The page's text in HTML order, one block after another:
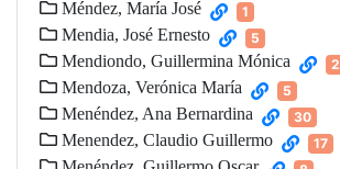
Méndez, María José 1
Mendia, José Ernesto 5
Mendiondo, Guillermina Mónica 2
Mendoza, Verónica María 5
Menéndez, Ana Bernardina 30
Menendez, Claudio Guillermo 17